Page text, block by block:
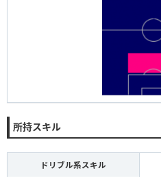
所持スキル
ドリブル系スキル